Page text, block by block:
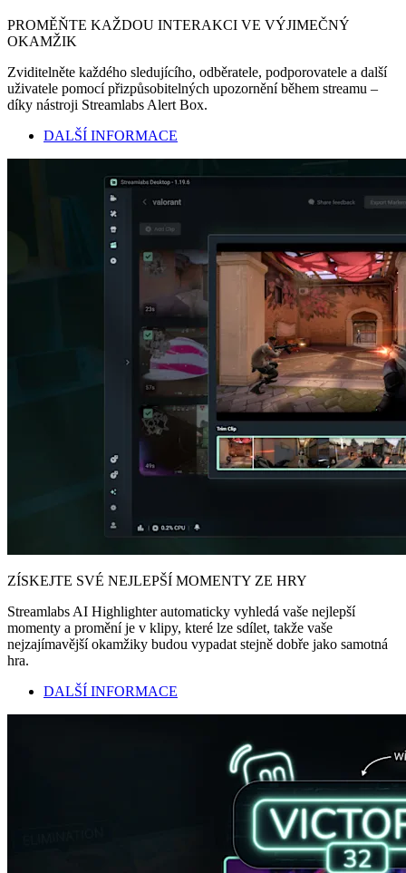
PROMĚŇTE KAŽDOU INTERAKCI VE VÝJIMEČNÝ
OKAMŽIK
Zviditelněte každého sledujícího, odběratele, podporovatele a další
uživatele pomocí přizpůsobitelných upozornění během streamu –
díky nástroji Streamlabs Alert Box.
DALŠÍ INFORMACE
ZÍSKEJTE SVÉ NEJLEPŠÍ MOMENTY ZE HRY
Streamlabs AI Highlighter automaticky vyhledá vaše nejlepší
momenty a promění je v klipy, které lze sdílet, takže vaše
nejzajímavější okamžiky budou vypadat stejně dobře jako samotná
hra.
DALŠÍ INFORMACE